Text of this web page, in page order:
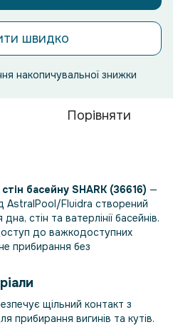
швидко
накопичувальної знижки
Порівняти
басейну SHARK (36616) —
AstralPool/Fluidra створений
стін та ватерлінії басейнів.
до важкодоступних
прибирання без
щільний контакт з
прибирання вигинів та кутів.